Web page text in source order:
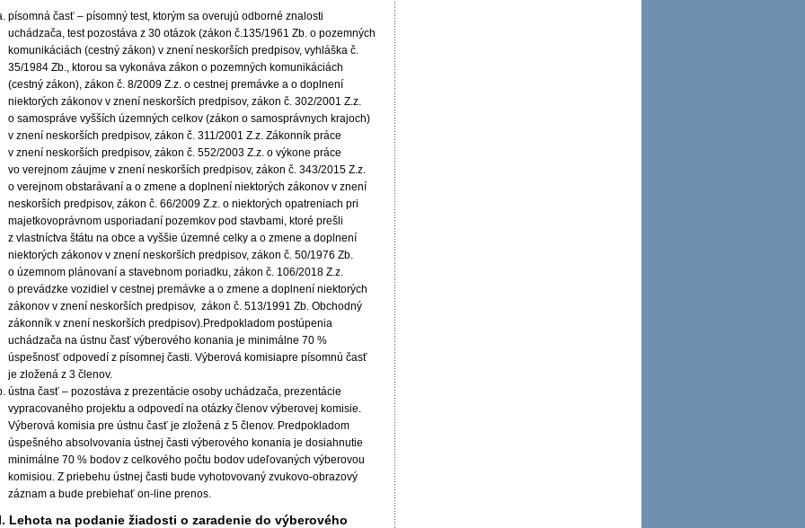
písomná časť – písomný test, ktorým sa overujú odborné znalosti
uchádzača, test pozostáva z 30 otázok (zákon č.135/1961 Zb. o pozemných
komunikáciách (cestný zákon) v znení neskorších predpisov, vyhláška č.
35/1984 Zb., ktorou sa vykonáva zákon o pozemných komunikáciách
(cestný zákon), zákon č. 8/2009 Z.z. o cestnej premávke a o doplnení
niektorých zákonov v znení neskorších predpisov, zákon č. 302/2001 Z.z.
o samospráve vyšších územných celkov (zákon o samosprávnych krajoch)
v znení neskorších predpisov, zákon č. 311/2001 Z.z. Zákonník práce
v znení neskorších predpisov, zákon č. 552/2003 Z.z. o výkone práce
vo verejnom záujme v znení neskorších predpisov, zákon č. 343/2015 Z.z.
o verejnom obstarávaní a o zmene a doplnení niektorých zákonov v znení
neskorších predpisov, zákon č. 66/2009 Z.z. o niektorých opatreniach pri
majetkovoprávnom usporiadaní pozemkov pod stavbami, ktoré prešli
z vlastníctva štátu na obce a vyššie územné celky a o zmene a doplnení
niektorých zákonov v znení neskorších predpisov, zákon č. 50/1976 Zb.
o územnom plánovaní a stavebnom poriadku, zákon č. 106/2018 Z.z.
o prevádzke vozidiel v cestnej premávke a o zmene a doplnení niektorých
zákonov v znení neskorších predpisov, zákon č. 513/1991 Zb. Obchodný
zákonník v znení neskorších predpisov).Predpokladom postúpenia
uchádzača na ústnu časť výberového konania je minimálne 70 %
úspešnosť odpovedí z písomnej časti. Výberová komisiapre písomnú časť
je zložená z 3 členov.
ústna časť – pozostáva z prezentácie osoby uchádzača, prezentácie
vypracovaného projektu a odpovedí na otázky členov výberovej komisie.
Výberová komisia pre ústnu časť je zložená z 5 členov. Predpokladom
úspešného absolvovania ústnej časti výberového konania je dosiahnutie
minimálne 70 % bodov z celkového počtu bodov udeľovaných výberovou
komisiou. Z priebehu ústnej časti bude vyhotovovaný zvukovo-obrazový
záznam a bude prebiehať on-line prenos.
Lehota na podanie žiadosti o zaradenie do výberového